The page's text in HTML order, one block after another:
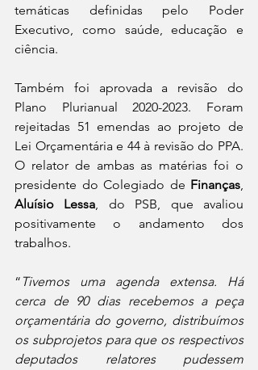
temáticas definidas pelo Poder
Executivo, como saúde, educação e
ciência.
Também foi aprovada a revisão do
Plano Plurianual 2020-2023. Foram
rejeitadas 51 emendas ao projeto de
Lei Orçamentária e 44 à revisão do PPA.
O relator de ambas as matérias foi o
presidente do Colegiado de Finanças
Aluísio Lessa, do PSB, que avaliou
positivamente o andamento dos
trabalhos.
“ Tivemos uma agenda extensa. Há
cerca de 90 dias recebemos a peça
orçamentária do governo, distribuímos
os subprojetos para que os respectivos
deputados relatores pudessem